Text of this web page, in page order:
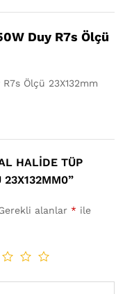
Duy R7s Ölçü
Ölçü 23X132mm
HALIDE TÜP
23X132MM0”
alanlar * ile